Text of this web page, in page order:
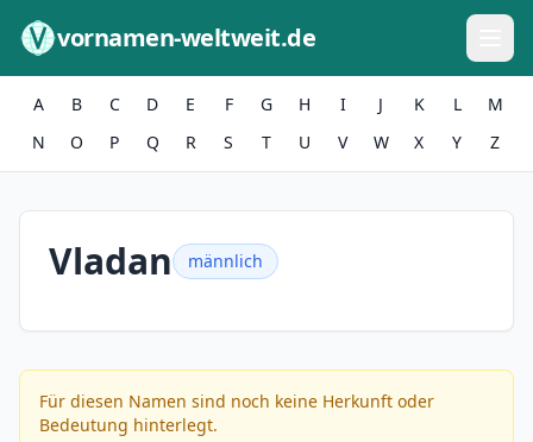
vornamen-weltweit.de
A B C D E F G H I J K L
M
N
O P Q R S T U V W X Y Z
Vladan männlich
Für diesen Namen sind noch keine Herkunft oder
Bedeutung hinterlegt.